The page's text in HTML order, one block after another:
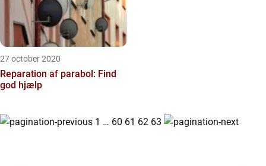
27 october 2020
Reparation af parabol: Find
god hjælp
1 … 60 61 62 63